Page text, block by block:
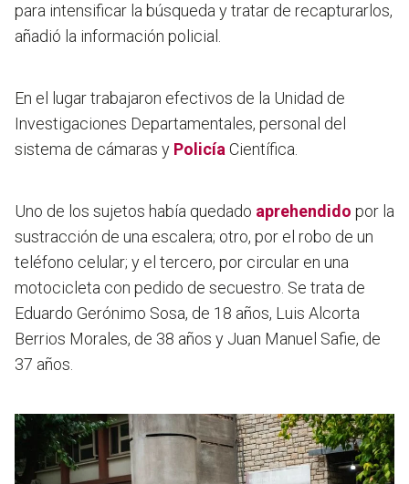
para intensificar la búsqueda y tratar de recapturarlos,
añadió la información policial.
En el lugar trabajaron efectivos de la Unidad de
Investigaciones Departamentales, personal del
sistema de cámaras y Policía Científica.
Uno de los sujetos había quedado aprehendido por la
sustracción de una escalera; otro, por el robo de un
teléfono celular; y el tercero, por circular en una
motocicleta con pedido de secuestro. Se trata de
Eduardo Gerónimo Sosa, de 18 años, Luis Alcorta
Berrios Morales, de 38 años y Juan Manuel Safie, de
37 años.